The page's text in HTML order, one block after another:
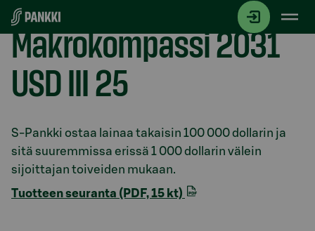
Siirry suoraan sisältöön
Makrokompassi 2031
USD III 25
Osio otsikolla
S-Pankki ostaa lainaa takaisin 100 000 dollarin ja
sitä suuremmissa erissä 1 000 dollarin välein
sijoittajan toiveiden mukaan.
Tuotteen seuranta (PDF, 15 kt)